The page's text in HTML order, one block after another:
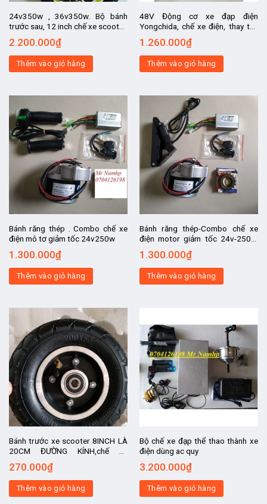
24v350w , 36v350w. Bộ bánh
trước sau, 12 inch chế xe scooter,
bánh trước chạy tự do, bánh sau
liền mô tơ
2.200.000₫
Thêm vào giỏ hàng
48V Động cơ xe đạp điện
Yongchida, chế xe điện, thay thế
cho xe đạp điện, chuyển xe đạp
thành xe điện
1.260.000₫
Thêm vào giỏ hàng
Bánh răng thép . Combo chế xe
điện mô tơ giảm tốc 24v250w
1.300.000₫
Thêm vào giỏ hàng
Bánh răng thép-Combo chế xe
điện motor giảm tốc 24v-250w,
bánh răng hay còn gọi là nhông
bằng THÉP
1.300.000₫
Thêm vào giỏ hàng
Bánh trước xe scooter 8INCH LÀ
20CM ĐƯỜNG KÍNH,chế xe
scooter, kit chế xe , chế xe điện,
xe điện chế
270.000₫
Thêm vào giỏ hàng
Bộ chế xe đạp thể thao thành xe
điện dùng ac quy
3.200.000₫
Thêm vào giỏ hàng